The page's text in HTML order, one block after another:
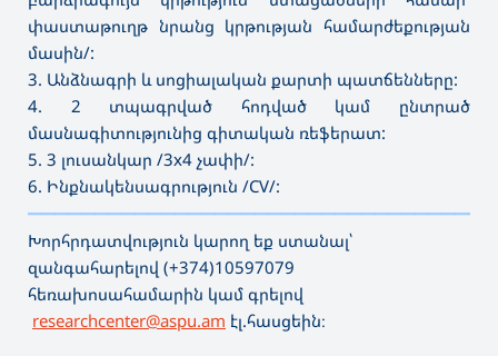
փաստաթուղթ նրանց կրթության համարժեքության
մասին/:
3. Անձնագրի և սոցիալական քարտի պատճենները:
4. 2 տպագրված հոդված կամ ընտրած
մասնագիտությունից գիտական ռեֆերատ:
5. 3 լուսանկար /3x4 չափի/:
6. Ինքնակենսագրություն /CV/:
Խորհրդատվություն կարող եք ստանալ՝
զանգահարելով (+374)10597079
հեռախոսահամարին կամ գրելով
researchcenter@aspu.am էլ.հասցեին։